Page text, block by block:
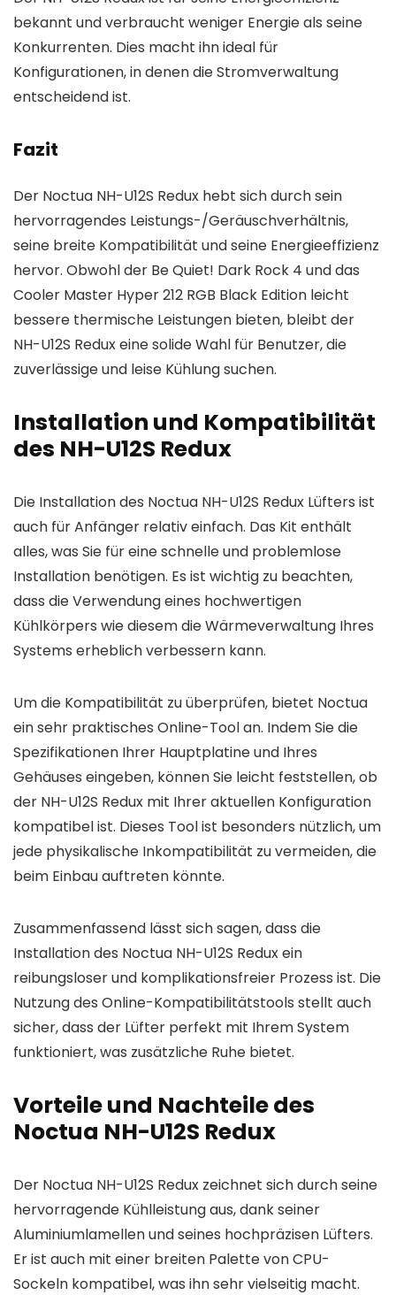
bekannt und verbraucht weniger Energie als seine
Konkurrenten. Dies macht ihn ideal für
Konfigurationen, in denen die Stromverwaltung
entscheidend ist.
Fazit
Der Noctua NH-U12S Redux hebt sich durch sein
hervorragendes Leistungs-/Geräuschverhältnis,
seine breite Kompatibilität und seine Energieeffizienz
hervor. Obwohl der Be Quiet! Dark Rock 4 und das
Cooler Master Hyper 212 RGB Black Edition leicht
bessere thermische Leistungen bieten, bleibt der
NH-U12S Redux eine solide Wahl für Benutzer, die
zuverlässige und leise Kühlung suchen.
Installation und Kompatibilität
des NH-U12S Redux
Die Installation des Noctua NH-U12S Redux Lüfters ist
auch für Anfänger relativ einfach. Das Kit enthält
alles, was Sie für eine schnelle und problemlose
Installation benötigen. Es ist wichtig zu beachten,
dass die Verwendung eines hochwertigen
Kühlkörpers wie diesem die Wärmeverwaltung Ihres
Systems erheblich verbessern kann.
Um die Kompatibilität zu überprüfen, bietet Noctua
ein sehr praktisches Online-Tool an. Indem Sie die
Spezifikationen Ihrer Hauptplatine und Ihres
Gehäuses eingeben, können Sie leicht feststellen, ob
der NH-U12S Redux mit Ihrer aktuellen Konfiguration
kompatibel ist. Dieses Tool ist besonders nützlich, um
jede physikalische Inkompatibilität zu vermeiden, die
beim Einbau auftreten könnte.
Zusammenfassend lässt sich sagen, dass die
Installation des Noctua NH-U12S Redux ein
reibungsloser und komplikationsfreier Prozess ist. Die
Nutzung des Online-Kompatibilitätstools stellt auch
sicher, dass der Lüfter perfekt mit Ihrem System
funktioniert, was zusätzliche Ruhe bietet.
Vorteile und Nachteile des
Noctua NH-U12S Redux
Der Noctua NH-U12S Redux zeichnet sich durch seine
hervorragende Kühlleistung aus, dank seiner
Aluminiumlamellen und seines hochpräzisen Lüfters.
Er ist auch mit einer breiten Palette von CPU-
Sockeln kompatibel, was ihn sehr vielseitig macht.